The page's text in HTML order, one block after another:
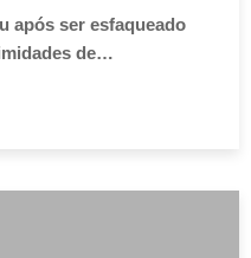
após ser esfaqueado
de…